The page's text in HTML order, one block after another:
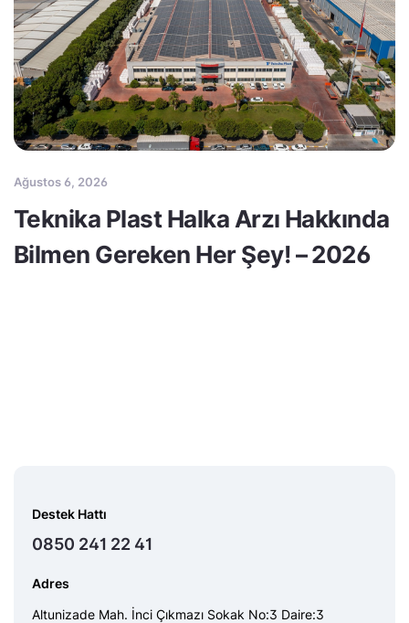
Ağustos 6, 2026
Teknika Plast Halka Arzı Hakkında
Bilmen Gereken Her Şey! – 2026
Destek Hattı
0850 241 22 41
Adres
Altunizade Mah. İnci Çıkmazı Sokak No:3 Daire:3